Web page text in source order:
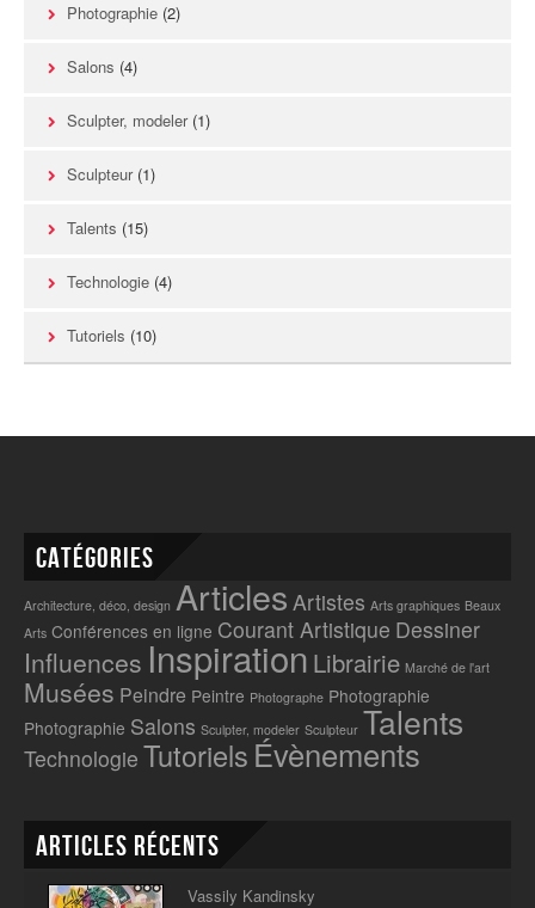
Photographie (2)
Salons (4)
Sculpter, modeler(1)
Sculpteur(1)
Talents (15)
Technologie (4)
Tutoriels (10)
Catégories
Architecture, déco, design Articles Artistes Arts graphiques Beaux
Arts Conférences en ligne Courant Artistique Dessiner
Influences Inspiration Librairie Marché de l'art
Musées Peindre Peintre Photographe Photographie
Photographie Salons Sculpter, modeler Sculpteur Talents
Technologie Tutoriels Évènements
Articles récents
Vassily Kandinsky